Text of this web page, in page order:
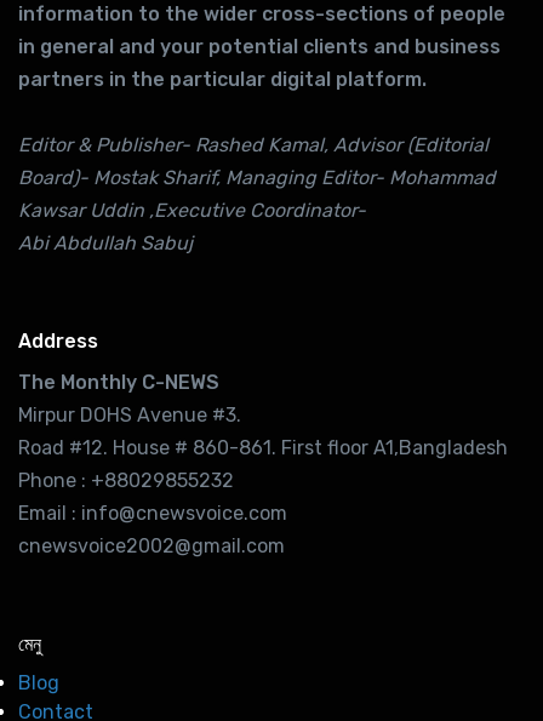
information to the wider cross-sections of people
in general and your potential clients and business
partners in the particular digital platform.
Editor & Publisher- Rashed Kamal, Advisor (Editorial
Board)- Mostak Sharif, Managing Editor- Mohammad
Kawsar Uddin ,Executive Coordinator-
Abi Abdullah Sabuj
Address
The Monthly C-NEWS
Mirpur DOHS Avenue #3.
Road #12. House # 860-861. First floor A1,Bangladesh
Phone : +88029855232
Email : info@cnewsvoice.com
cnewsvoice2002@gmail.com
মেনু
Blog
Contact